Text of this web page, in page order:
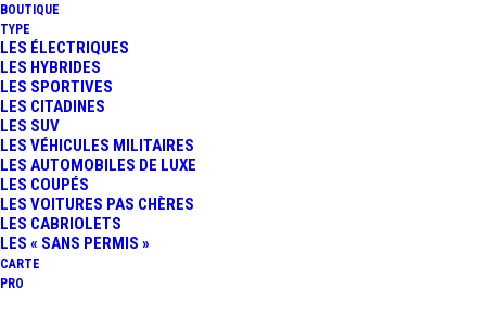
BOUTIQUE
TYPE
LES ÉLECTRIQUES
LES HYBRIDES
LES SPORTIVES
LES CITADINES
LES SUV
LES VÉHICULES MILITAIRES
LES AUTOMOBILES DE LUXE
LES COUPÉS
LES VOITURES PAS CHÈRES
LES CABRIOLETS
LES « SANS PERMIS »
CARTE
PRO